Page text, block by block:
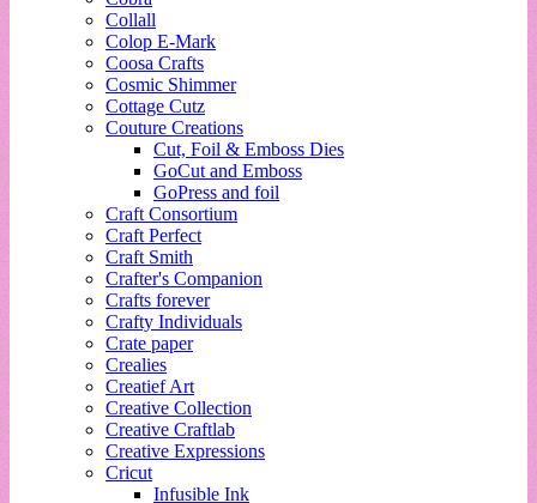
Collall
Colop E-Mark
Coosa Crafts
Cosmic Shimmer
Cottage Cutz
Couture Creations
Cut, Foil & Emboss Dies
GoCut and Emboss
GoPress and foil
Craft Consortium
Craft Perfect
Craft Smith
Crafter's Companion
Crafts forever
Crafty Individuals
Crate paper
Crealies
Creatief Art
Creative Collection
Creative Craftlab
Creative Expressions
Cricut
Infusible Ink